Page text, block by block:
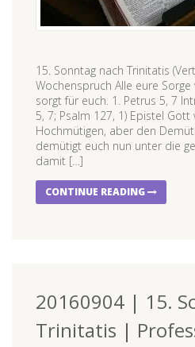
15. Sonntag nach Trinitatis
Wochenspruch Alle eure
sorgt für euch. 1. Petrus 5, 7
5, 7; Psalm 127, 1) Epistel
Hochmütigen, aber den
demütigt euch nun unter die
damit […]
CONTINUE READING
20160904 | 15.
Trinitatis |